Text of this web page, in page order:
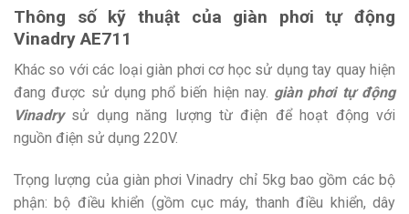
Thông số kỹ thuật của giàn phơi tự động
Vinadry AE711
Khác so với các loại giàn phơi cơ học sử dụng tay quay hiện
đang được sử dụng phổ biến hiện nay. giàn phơi tự động
Vinadrysử dụng năng lượng từ điện để hoạt động với
nguồn điện sử dụng 220V.
Trọng lượng của giàn phơi Vinadry chỉ 5kg bao gồm các bộ
phận: bộ điều khiển (gồm cục máy, thanh điều khiển, dây